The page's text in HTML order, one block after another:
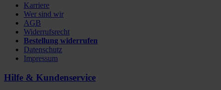
Karriere
Wer sind wir
AGB
Widerrufsrecht
Bestellung widerrufen
Datenschutz
Impressum
Hilfe & Kundenservice